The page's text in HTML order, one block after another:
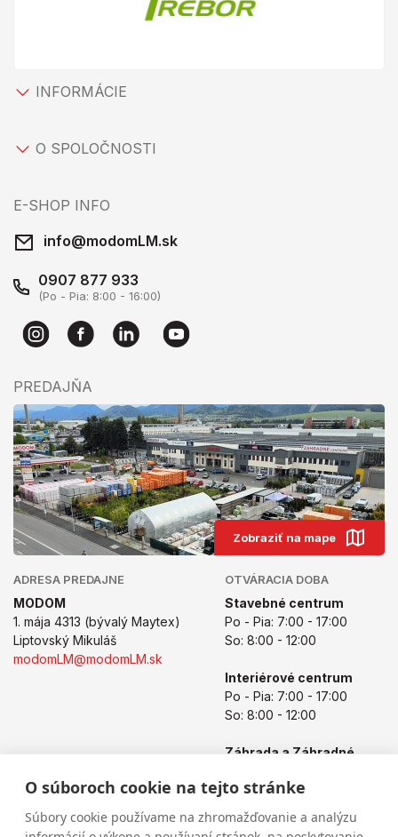
O súboroch cookie na tejto stránke
Súbory cookie používame na zhromažďovanie a analýzu
INFORMÁCIE
O SPOLOČNOSTI
E-SHOP INFO
info@modomLM.sk
0907 877 933
(Po - Pia: 8:00 - 16:00)
PREDAJŇA
Zobraziť na mape
ADRESA PREDAJNE
MODOM
1. mája 4313 (bývalý Maytex)
Liptovský Mikuláš
modomLM@modomLM.sk
OTVÁRACIA DOBA
Stavebné centrum
Po - Pia: 7:00 - 17:00
So: 8:00 - 12:00
Interiérové centrum
Po - Pia: 7:00 - 17:00
So: 8:00 - 12:00
Záhrada a Záhradné
Po - Pia: 8:00 - 17:00
So: 8:00 - 12:00